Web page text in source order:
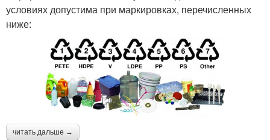
условиях допустима при маркировках, перечисленных
ниже:
читать дальше →